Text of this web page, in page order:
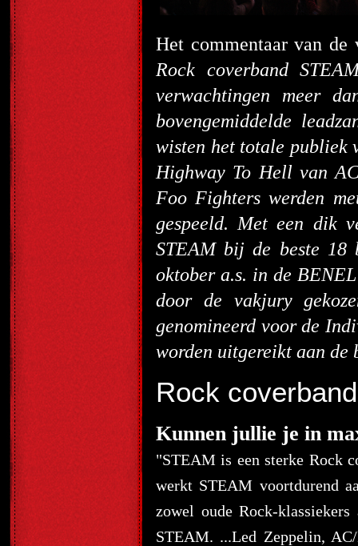
Het commentaar van
Rock coverband
verwachtingen meer
bovengemiddelde
wisten het totale publiek
Highway To Hell van
Foo Fighters werden
gespeeld. Met een dik
STEAM bij de beste 18
oktober a.s. in de
door de vakjury
genomineerd voor de
worden uitgereikt aan de
Rock
Kunnen jullie je in
"STEAM is een sterke Rock
werkt STEAM voortdurend
zowel oude Rock-
STEAM. ...Led Zeppelin,